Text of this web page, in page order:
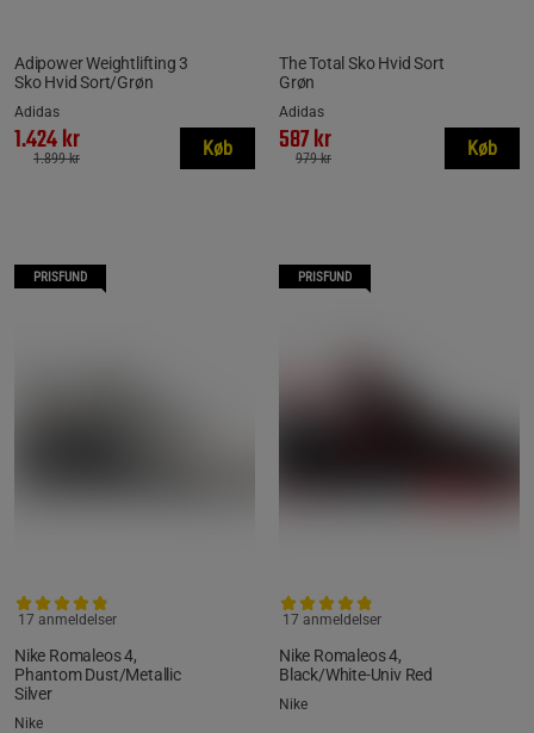
Adipower Weightlifting 3
Sko Hvid Sort/Grøn
Adidas
1.424 kr
1.899 kr Køb
The Total Sko Hvid Sort
Grøn
Adidas
587 kr
979 kr Køb
PRISFUND
Nike Romaleos 4,
Phantom Dust/Metallic
Silver
17 anmeldelser
Nike
PRISFUND
Nike Romaleos 4,
Black/White-Univ Red
17 anmeldelser
Nike